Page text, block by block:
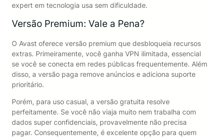
expert em tecnologia usa sem dificuldade.
Versão Premium: Vale a Pena?
O Avast oferece versão premium que desbloqueia recursos
extras. Primeiramente, você ganha VPN ilimitada, essencial
se você se conecta em redes públicas frequentemente. Além
disso, a versão paga remove anúncios e adiciona suporte
prioritário.
Porém, para uso casual, a versão gratuita resolve
perfeitamente. Se você não viaja muito nem trabalha com
dados super confidenciais, provavelmente não precisa
pagar. Consequentemente, é excelente opção para quem